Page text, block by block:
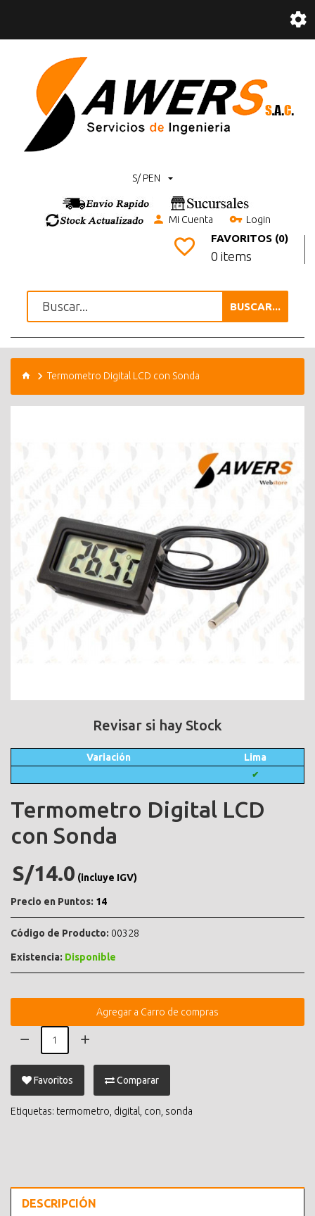
S/ PEN
Mi Cuenta Login
FAVORITOS (0)
0 items
BUSCAR...
Termometro Digital LCD con Sonda
Revisar si hay Stock
Variación Lima
✔
Termometro Digital LCD
con Sonda
S/14.0 (incluye IGV)
Precio en Puntos: 14
Código de Producto: 00328
Existencia: Disponible
Agregar a Carro de compras
Favoritos Comparar
Etiquetas: termometro digital con sonda
DESCRIPCIÓN